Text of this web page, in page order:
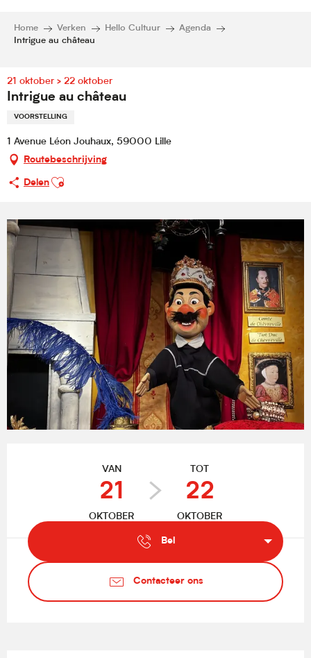
Home Verken Hello Cultuur
Agenda
Intrigue au château
21 oktober > 22 oktober
Intrigue au château
VOORSTELLING
1 Avenue Léon Jouhaux, 59000 Lille
Routebeschrijving
Delen
Ajouter aux favoris
VAN
21
OKTOBER
TOT
22
OKTOBER
Bel
Contacteer ons